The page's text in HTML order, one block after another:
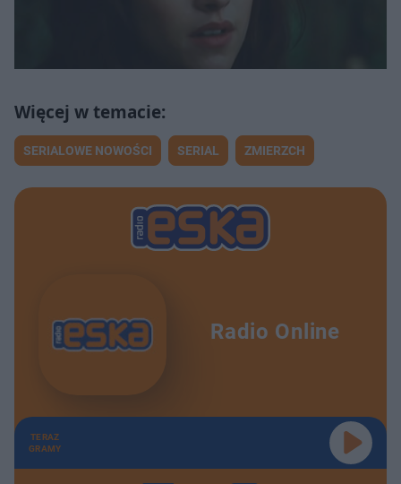
SERIALOWE NOWOŚCI SERIAL ZMIERZCH
Radio Online
TERAZ
GRAMY